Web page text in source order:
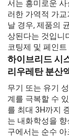
서는 흥미로운 사
러한 가역적 가
날 경우, 제품의
상된다는 것입니
코팅제 및 페인
하이브리드 시
리우레탄 분산
무기 또는 유기
계를 극복할 수
를 최대 3H까지
는 내화학성을
구에서는 순수